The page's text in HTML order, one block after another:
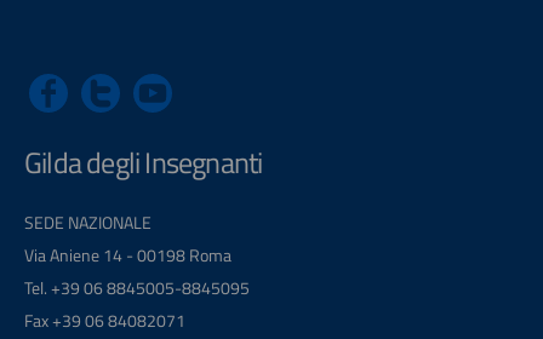
Gilda degli Insegnanti
SEDE NAZIONALE
Via Aniene 14 - 00198 Roma
Tel. +39 06 8845005-8845095
Fax +39 06 84082071